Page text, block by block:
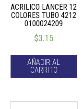
ACRILICO LANCER 12
COLORES TUBO 4212
0100024209
$3.15
AÑADIR AL
CARRITO